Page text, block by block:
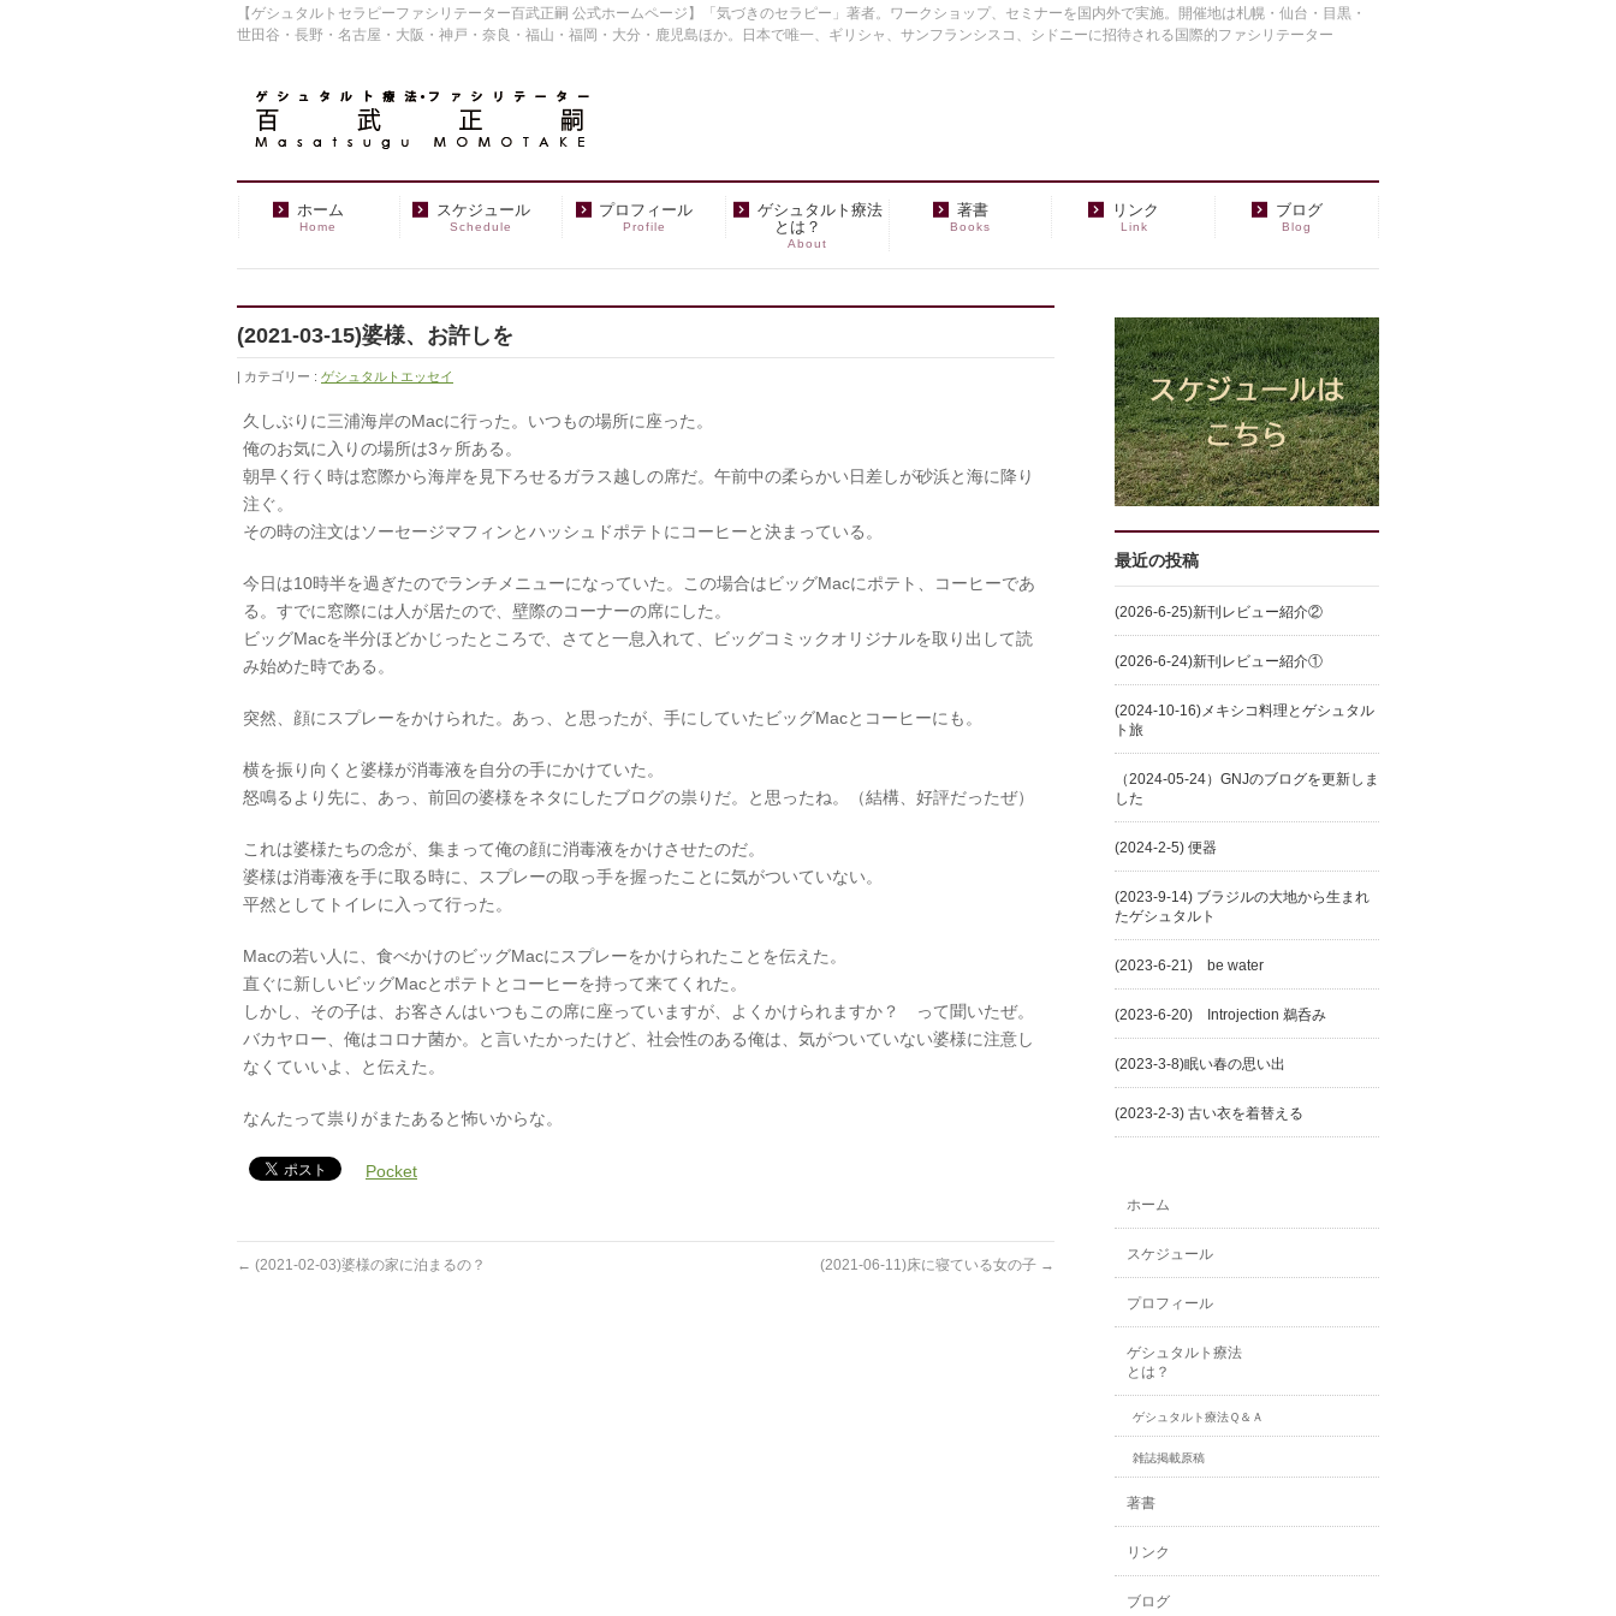
【ゲシュタルトセラピーファシリテーター百武正嗣 公式ホームページ】「気づきのセラピー」著者。ワークショップ、セミナーを国内外で実施。開催地は札幌・仙台・目黒・
世田谷・長野・名古屋・大阪・神戸・奈良・福山・福岡・大分・鹿児島ほか。日本で唯一、ギリシャ、サンフランシスコ、シドニーに招待される国際的ファシリテーター
ホーム
Home
スケジュール
Schedule
プロフィール
Profile
ゲシュタルト療法
とは？
About
著書
Books
リンク
Link
ブログ
Blog
(2021-03-15)婆様、お許しを
カテゴリー : ゲシュタルトエッセイ
久しぶりに三浦海岸のMacに行った。いつもの場所に座った。
俺のお気に入りの場所は3ヶ所ある。
朝早く行く時は窓際から海岸を見下ろせるガラス越しの席だ。午前中の柔らかい日差しが砂浜と海に降り
注ぐ。
その時の注文はソーセージマフィンとハッシュドポテトにコーヒーと決まっている。
今日は10時半を過ぎたのでランチメニューになっていた。この場合はビッグMacにポテト、コーヒーであ
る。すでに窓際には人が居たので、壁際のコーナーの席にした。
ビッグMacを半分ほどかじったところで、さてと一息入れて、ビッグコミックオリジナルを取り出して読
み始めた時である。
突然、顔にスプレーをかけられた。あっ、と思ったが、手にしていたビッグMacとコーヒーにも。
横を振り向くと婆様が消毒液を自分の手にかけていた。
怒鳴るより先に、あっ、前回の婆様をネタにしたブログの祟りだ。と思ったね。（結構、好評だったぜ）
これは婆様たちの念が、集まって俺の顔に消毒液をかけさせたのだ。
婆様は消毒液を手に取る時に、スプレーの取っ手を握ったことに気がついていない。
平然としてトイレに入って行った。
Macの若い人に、食べかけのビッグMacにスプレーをかけられたことを伝えた。
直ぐに新しいビッグMacとポテトとコーヒーを持って来てくれた。
しかし、その子は、お客さんはいつもこの席に座っていますが、よくかけられますか？ って聞いたぜ。
バカヤロー、俺はコロナ菌か。と言いたかったけど、社会性のある俺は、気がついていない婆様に注意し
なくていいよ、と伝えた。
なんたって祟りがまたあると怖いからな。
Pocket
← (2021-02-03)婆様の家に泊まるの？ (2021-06-11)床に寝ている女の子 →
最近の投稿
(2026-6-25)新刊レビュー紹介②
(2026-6-24)新刊レビュー紹介①
(2024-10-16)メキシコ料理とゲシュタル
ト旅
（2024-05-24）GNJのブログを更新しま
した
(2024-2-5) 便器
(2023-9-14) ブラジルの大地から生まれ
たゲシュタルト
(2023-6-21) be water
(2023-6-20) Introjection 鵜呑み
(2023-3-8)眠い春の思い出
(2023-2-3) 古い衣を着替える
ホーム
スケジュール
プロフィール
ゲシュタルト療法
とは？
ゲシュタルト療法Ｑ＆Ａ
雑誌掲載原稿
著書
リンク
ブログ